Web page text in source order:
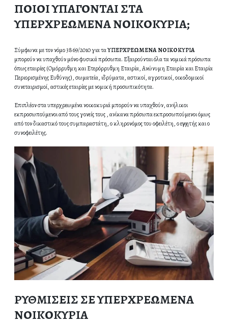
ΠΟΙΟΙ ΥΠΑΓΟΝΤΑΙ ΣΤΑ
ΥΠΕΡΧΡΕΩΜΕΝΑ ΝΟΙΚΟΚΥΡΙΑ;
Σύμφωνα με τον νόμο 3869/2010 για ταΥΠΕΡΧΡΕΩΜΕΝΑ ΝΟΙΚΟΚΥΡΙΑ
μπορούν να υπαχθούν μόνο φυσικά πρόσωπα. Εξαιρούνται όλα τα νομικά πρόσωπα
όπως εταιρίες (Ομόρρυθμη και Ετερόρρυθμη Εταιρία, Ανώνυμη Εταιρία και Εταιρία
Περιορισμένης Ευθύνης), σωματεία, ιδρύματα, αστικοί, αγροτικοί, οικοδομικοί
συνεταιρισμοί, αστικές εταιρίες με νομική προσωπικότητα.
Επιπλέον στα υπερχρεωμένα νοικοκυριά μπορούν να υπαχθούν, ανήλικοι
εκπροσωπούμενοι από τους γονείς τους , ανίκανα πρόσωπα εκπροσωπούμενοι όμως
από τον δικαστικό τους συμπαραστάτη, ο κληρονόμος του οφειλέτη, ο εγγυητής και ο
συνοφειλέτης.
ΡΥΘΜΙΣΕΙΣ ΣΕ ΥΠΕΡΧΡΕΩΜΕΝΑ
ΝΟΙΚΟΚΥΡΙΑ